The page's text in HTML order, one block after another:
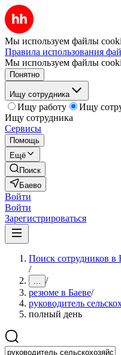
Мы используем файлы
Правила использования
Мы используем файлы
Понятно
Ищу сотрудника
Ищу работу
Ищу
Ищу сотрудника
Сервисы
Помощь
Ещё
Поиск
Баево
Войти
Войти
Зарегистрироваться
Поиск сотрудников в
/
... /
резюме в Баеве/
руководитель
полный день